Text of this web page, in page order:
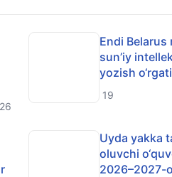
Endi Belarus
sun’iy
yozish
19
Uyda yakka
oluvchi
2026–2027-